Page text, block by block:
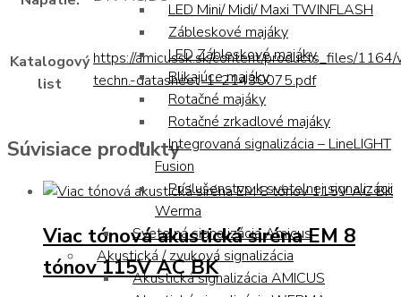
LED Mini/ Midi/ Maxi TWINFLASH
Zábleskové majáky
LED Zábleskové majáky
Blikajúce majáky
Rotačné majáky
Rotačné zrkadlové majáky
Integrovaná signalizácia – LineLIGHT
Fusion
Príslušenstvo k svetelnej signalizácii
Werma
Svetelná signalizácia Amicus
Akustická / zvuková signalizácia
Akustická signalizácia AMICUS
Katalogový
list
https://amicussk.sk/content/products_files/
techn.-datasheet-1-21430075.pdf
Súvisiace produkty
Viac tónová akustická siréna EM 8
tónov 115V AC BK